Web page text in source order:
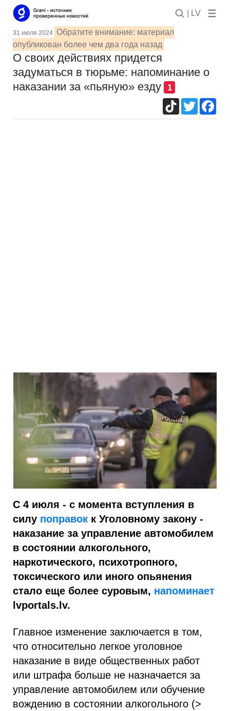
| LV
31 июля 2024 Обратите внимание: материал
опубликован более чем два года назад
О своих действиях придется
задуматься в тюрьме: напоминание о
наказании за «пьяную» езду
1
TikTokTwitter
С 4 июля - c момента вступления в
силу поправок к Уголовному закону -
наказание за управление автомобилем
в состоянии алкогольного,
наркотического, психотропного,
токсического или иного опьянения
стало еще более суровым, напоминает
lvportals.lv.
Главное изменение заключается в том,
что относительно легкое уголовное
наказание в виде общественных работ
или штрафа больше не назначается за
управление автомобилем или обучение
вождению в состоянии алкогольного (>